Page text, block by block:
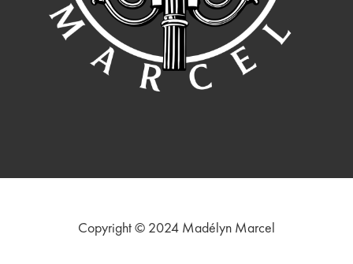
Copyright © 2024 Madélyn Marcel